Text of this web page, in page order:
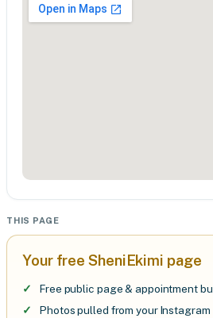
THIS PAGE
Your free SheniEkimi page
Free public page & appointment
Photos pulled from your Instagram